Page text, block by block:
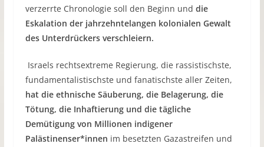
verzerrte Chronologie soll den Beginn und die
Eskalation der jahrzehntelangen kolonialen Gewalt
des Unterdrückers verschleiern.
Israels rechtsextreme Regierung, die rassistischste,
fundamentalistischste und fanatischste aller Zeiten,
hat die ethnische Säuberung, die Belagerung, die
Tötung, die Inhaftierung und die tägliche
Demütigung von Millionen indigener
Palästinenser*innen im besetzten Gazastreifen und